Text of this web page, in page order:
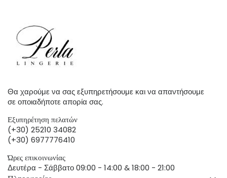
Θα χαρούμε να σας εξυπηρετήσουμε και να απαντήσουμε
σε οποιαδήποτε απορία σας.
Εξυπηρέτηση πελατών
(+30) 25210 34082
(+30) 6977776410
Ώρες επικοινωνίας
Δευτέρα - Σάββατο 09:00 - 14:00 & 18:00 - 21:00